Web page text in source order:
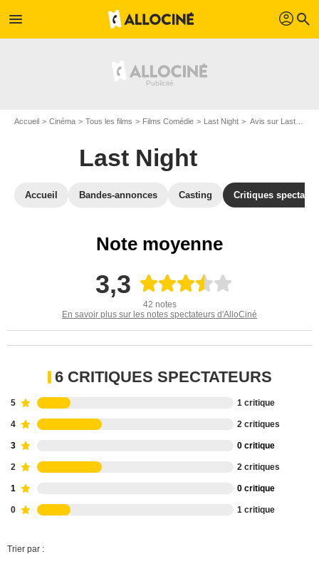
menu profil search
Accueil Cinéma Tous les films Films Comédie Last Night Avis sur Last Night
Last Night
Accueil Bandes-annonces Casting Critiques
Note moyenne
3,3
42 notes
En savoir plus sur les notes spectateurs d'AlloCiné
6 CRITIQUES SPECTATEURS
5 1 critique
4 2 critiques
3 0 critique
2 2 critiques
1 0 critique
0 1 critique
Trier par :